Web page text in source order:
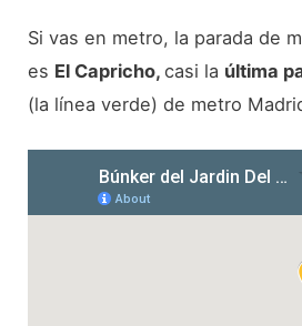
Si vas en metro, la parada de
es El Capricho,casi la última
(la línea verde) de metro